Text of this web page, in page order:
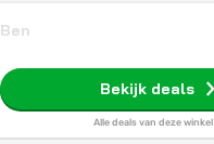
Ben
Bekijk deals
Alle deals van deze winkel